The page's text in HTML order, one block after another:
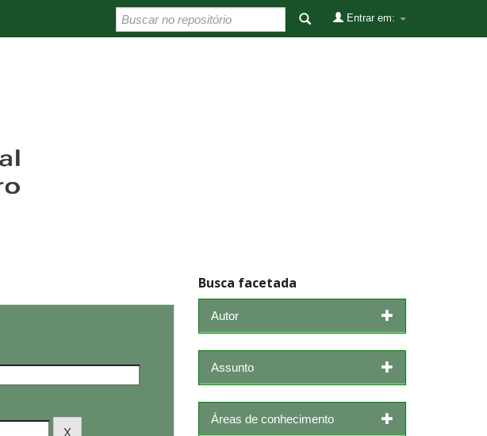
Entrar em:
Busca facetada
Autor
Assunto
Áreas de conhecimento